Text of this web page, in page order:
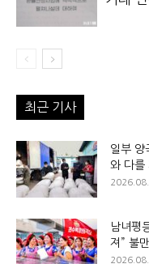
최근 기사
일부 양
와 다를
남녀평
져” 불만